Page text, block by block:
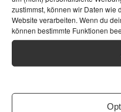
zustimmst, können wir Daten wie
Website verarbeiten. Wenn du
können bestimmte Funktionen